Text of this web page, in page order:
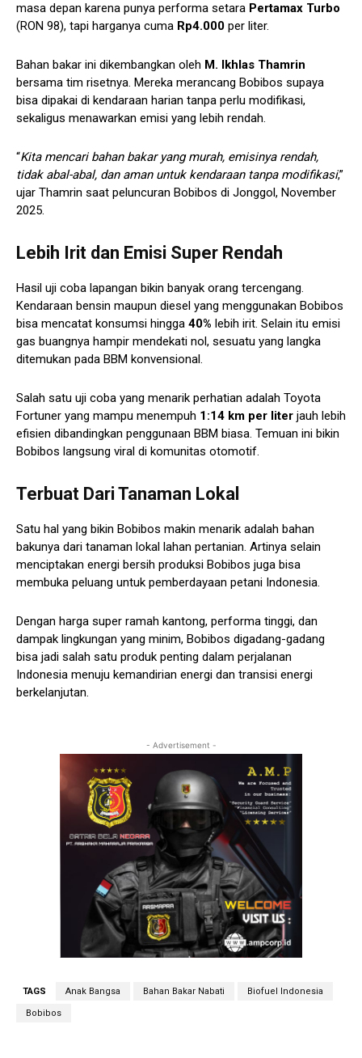
masa depan karena punya performa setara Pertamax Turbo
(RON 98), tapi harganya cuma Rp4.000 per liter.
Bahan bakar ini dikembangkan oleh M. Ikhlas Thamrin
bersama tim risetnya. Mereka merancang Bobibos supaya
bisa dipakai di kendaraan harian tanpa perlu modifikasi,
sekaligus menawarkan emisi yang lebih rendah.
“Kita mencari bahan bakar yang murah, emisinya rendah,
tidak abal-abal, dan aman untuk kendaraan tanpa modifikasi,”
ujar Thamrin saat peluncuran Bobibos di Jonggol, November
2025.
Lebih Irit dan Emisi Super Rendah
Hasil uji coba lapangan bikin banyak orang tercengang.
Kendaraan bensin maupun diesel yang menggunakan Bobibos
bisa mencatat konsumsi hingga 40% lebih irit. Selain itu emisi
gas buangnya hampir mendekati nol, sesuatu yang langka
ditemukan pada BBM konvensional.
Salah satu uji coba yang menarik perhatian adalah Toyota
Fortuner yang mampu menempuh 1:14 km per liter jauh lebih
efisien dibandingkan penggunaan BBM biasa. Temuan ini bikin
Bobibos langsung viral di komunitas otomotif.
Terbuat Dari Tanaman Lokal
Satu hal yang bikin Bobibos makin menarik adalah bahan
bakunya dari tanaman lokal lahan pertanian. Artinya selain
menciptakan energi bersih produksi Bobibos juga bisa
membuka peluang untuk pemberdayaan petani Indonesia.
Dengan harga super ramah kantong, performa tinggi, dan
dampak lingkungan yang minim, Bobibos digadang-gadang
bisa jadi salah satu produk penting dalam perjalanan
Indonesia menuju kemandirian energi dan transisi energi
berkelanjutan.
- Advertisement -
TAGS Anak Bangsa Bahan Bakar Nabati Biofuel Indonesia
Bobibos